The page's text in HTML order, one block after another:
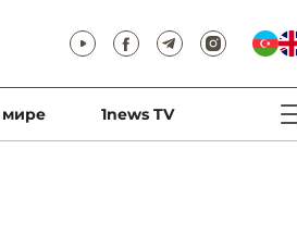
мире 1news TV